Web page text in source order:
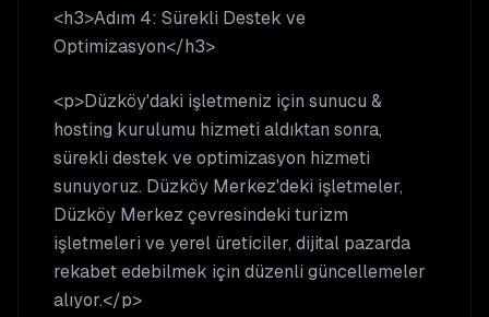
<h3>Adım 4: Sürekli Destek ve
Optimizasyon</h3>
<p>Düzköy'daki işletmeniz için sunucu &
hosting kurulumu hizmeti aldıktan sonra,
sürekli destek ve optimizasyon hizmeti
sunuyoruz. Düzköy Merkez'deki işletmeler,
Düzköy Merkez çevresindeki turizm
işletmeleri ve yerel üreticiler, dijital pazarda
rekabet edebilmek için düzenli güncellemeler
alıyor.</p>